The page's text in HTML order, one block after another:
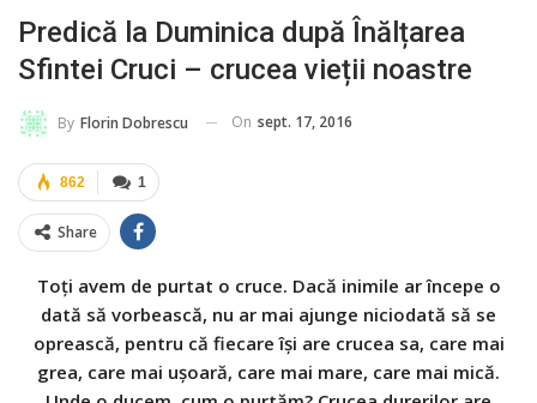
Predică la Duminica după Înălțarea
Sfintei Cruci – crucea vieții noastre
By Florin Dobrescu On sept. 17, 2016
1
862
Share
Toţi avem de purtat o cruce. Dacă inimile ar începe o
dată să vorbească, nu ar mai ajunge niciodată să se
oprească, pentru că fiecare îşi are crucea sa, care mai
grea, care mai uşoară, care mai mare, care mai mică.